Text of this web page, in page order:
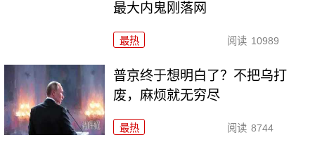
最大内鬼刚落网
最热 阅读 10989
普京终于想明白了？不把乌打
废，麻烦就无穷尽
最热 阅读 8744